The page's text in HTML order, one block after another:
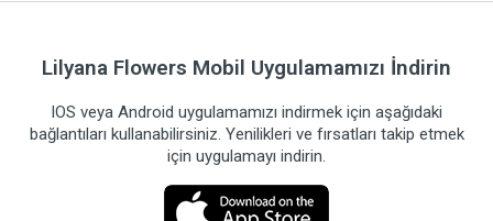
Lilyana Flowers Mobil Uygulamamızı İndirin
IOS veya Android uygulamamızı indirmek için aşağıdaki
bağlantıları kullanabilirsiniz. Yenilikleri ve fırsatları takip etmek
için uygulamayı indirin.